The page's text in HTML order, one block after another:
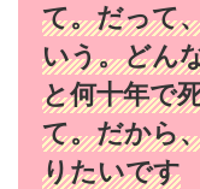
て。だって
いう。どん
と何十年で
て。だから
りたいです